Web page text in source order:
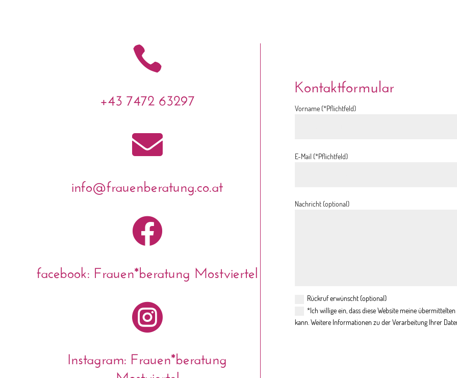

+43 7472 63297

info@frauenberatung.co.at

facebook: Frauen*beratung Mostviertel

Instagram: Frauen*beratung
Kontaktformular
Vorname (*Pflichtfeld)
E-Mail (*Pflichtfeld)
Nachricht (optional)
Rückruf erwünscht (optional)
*Ich willige ein, dass diese Website meine
kann. Weitere Informationen zu der Verarbeitung Ihrer